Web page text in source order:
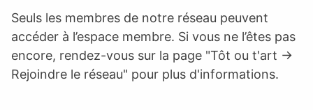
Seuls les membres de notre réseau peuvent
accéder à l’espace membre. Si vous ne l’êtes pas
encore, rendez-vous sur la page "Tôt ou t'art ->
Rejoindre le réseau" pour plus d'informations.